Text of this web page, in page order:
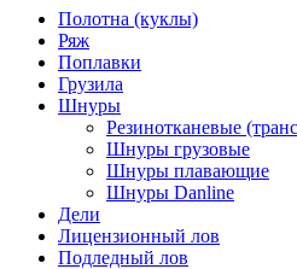
Полотна (куклы)
Ряж
Поплавки
Грузила
Шнуры
Резинотканевые
Шнуры грузовые
Шнуры плавающие
Шнуры Danline
Дели
Лицензионный лов
Подледный лов